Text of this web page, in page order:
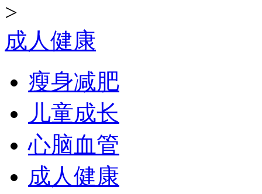
>
成人健康
瘦身减肥
儿童成长
心脑血管
成人健康